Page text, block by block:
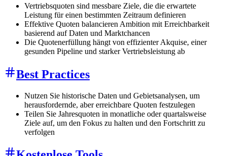
Vertriebsquoten sind messbare Ziele, die die erwartete
Leistung für einen bestimmten Zeitraum definieren
Effektive Quoten balancieren Ambition mit Erreichbarkeit
basierend auf Daten und Marktchancen
Die Quotenerfüllung hängt von effizienter Akquise, einer
gesunden Pipeline und starker Vertriebsleistung ab
Best Practices
Nutzen Sie historische Daten und Gebietsanalysen, um
herausfordernde, aber erreichbare Quoten festzulegen
Teilen Sie Jahresquoten in monatliche oder quartalsweise
Ziele auf, um den Fokus zu halten und den Fortschritt zu
verfolgen